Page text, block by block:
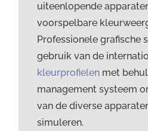
uiteenlopende
voorspelbare
Professionele grafische
gebruik van de
kleurprofielen met
management systeem
van de diverse
simuleren.